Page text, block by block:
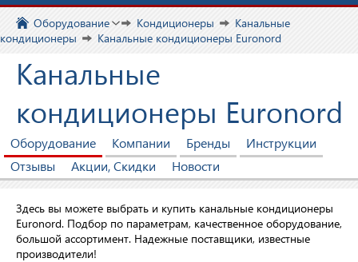
Оборудование Кондиционеры
Канальные
кондиционеры
Канальные кондиционеры Euronord
Канальные
кондиционеры Euronord
Оборудование Компании Бренды
Инструкции
Отзывы
Акции, Скидки Новости
Здесь вы можете выбрать и купить канальные кондиционеры
Euronord. Подбор по параметрам, качественное оборудование,
большой ассортимент. Надежные поставщики, известные
производители!